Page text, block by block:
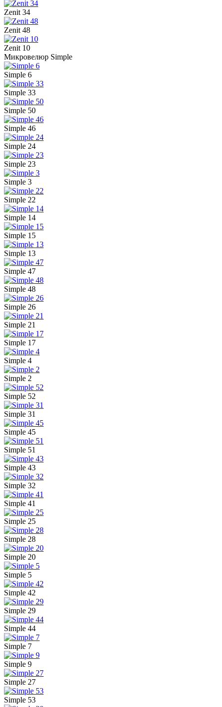
Zenit 34
Zenit 48
Zenit 10
Микровелюр Simple
Simple 6
Simple 33
Simple 50
Simple 46
Simple 24
Simple 23
Simple 3
Simple 22
Simple 14
Simple 15
Simple 13
Simple 47
Simple 48
Simple 26
Simple 21
Simple 17
Simple 4
Simple 2
Simple 52
Simple 31
Simple 45
Simple 51
Simple 43
Simple 32
Simple 41
Simple 25
Simple 28
Simple 20
Simple 5
Simple 42
Simple 29
Simple 44
Simple 7
Simple 9
Simple 27
Simple 53